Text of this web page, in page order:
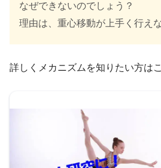
なぜできないのでしょう？
理由は、重心移動が上手く行え
詳しくメカニズムを知りたい方は